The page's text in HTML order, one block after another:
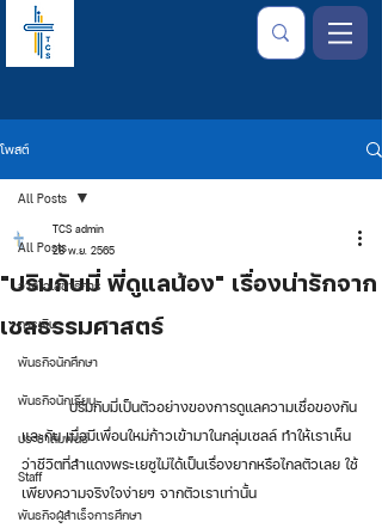
โพสต์
All Posts
จากใจเลขาธิการ
การเงิน
พันธกิจนักศึกษา
พันธกิจนักเรียน
ประชาสัมพันธ์
Staff
พันธกิจผู้สำเร็จการศึกษา
All Posts
"ปริมกับมี่ พี่ดูแลน้อง" เรื่องน่ารักจาก
เซลธรรมศาสตร์
TCS admin
28 พ.ย. 2565
	ปริมกับมี่เป็นตัวอย่างของการดูแลความเชื่อของกัน
และกัน เมื่อมีเพื่อนใหม่ก้าวเข้ามาในกลุ่มเซลล์ ทำให้เราเห็น
ว่าชีวิตที่สำแดงพระเยซูไม่ได้เป็นเรื่องยากหรือไกลตัวเลย ใช้
เพียงความจริงใจง่ายๆ จากตัวเราเท่านั้น